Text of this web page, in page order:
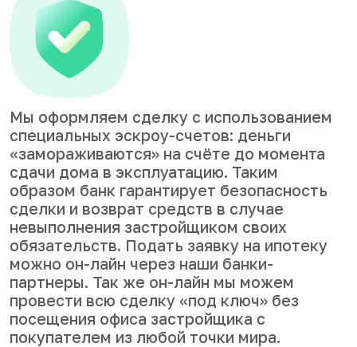
Мы оформляем сделку с использованием
специальных эскроу-счетов: деньги
«замораживаются» на счёте до момента
сдачи дома в эксплуатацию. Таким
образом банк гарантирует безопасность
сделки и возврат средств в случае
невыполнения застройщиком своих
обязательств. Подать заявку на ипотеку
можно он-лайн через наши банки-
партнеры. Так же он-лайн мы можем
провести всю сделку «под ключ» без
посещения офиса застройщика с
покупателем из любой точки мира.